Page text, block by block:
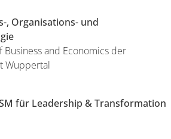
, Organisations- und
and Economics der
Wuppertal
für Leadership & Transformation